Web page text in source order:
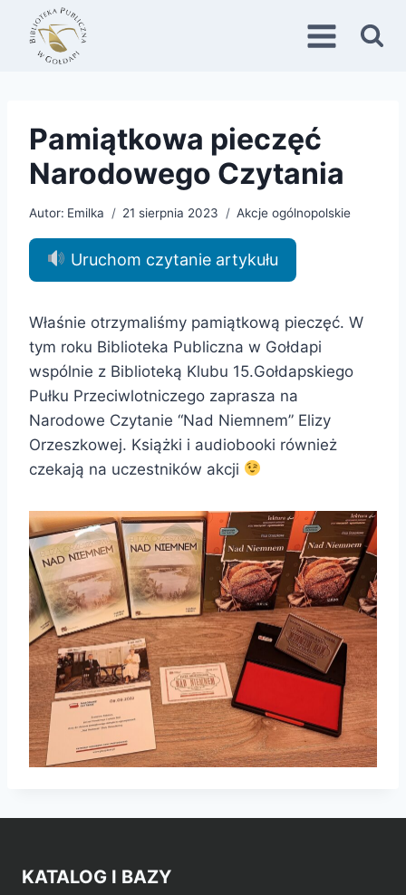
Przejdź
treści
Pamiątkowa pieczęć
Narodowego Czytania
Autor: Emilka 21 sierpnia 2023 Akcje ogólnopolskie
Uruchom czytanie artykułu
Właśnie otrzymaliśmy pamiątkową pieczęć. W
tym roku Biblioteka Publiczna w Gołdapi
wspólnie z Biblioteką Klubu 15.Gołdapskiego
Pułku Przeciwlotniczego zaprasza na
Narodowe Czytanie “Nad Niemnem” Elizy
Orzeszkowej. Książki i audiobooki również
czekają na uczestników akcji
KATALOG I BAZY